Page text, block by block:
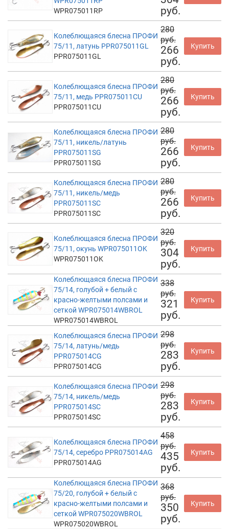
WPR075011RP
руб.
Колеблющаяся блесна ПРОФИ
75/11, латунь PPR075011GL
PPR075011GL
280
руб.
266
руб.
Купить
Колеблющаяся блесна ПРОФИ
75/11, медь PPR075011CU
PPR075011CU
280
руб.
266
руб.
Купить
Колеблющаяся блесна ПРОФИ
75/11, никель/латунь
PPR075011SG
PPR075011SG
280
руб.
266
руб.
Купить
Колеблющаяся блесна ПРОФИ
75/11, никель/медь
PPR075011SC
PPR075011SC
280
руб.
266
руб.
Купить
Колеблющаяся блесна ПРОФИ
75/11, окунь WPR075011OK
WPR075011OK
320
руб.
304
руб.
Купить
Колеблющаяся блесна ПРОФИ
75/14, голубой + белый с
красно-желтыми полсами и
сеткой WPR075014WBROL
WPR075014WBROL
338
руб.
321
руб.
Купить
Колеблющаяся блесна ПРОФИ
75/14, латунь/медь
PPR075014CG
PPR075014CG
298
руб.
283
руб.
Купить
Колеблющаяся блесна ПРОФИ
75/14, никель/медь
PPR075014SC
PPR075014SC
298
руб.
283
руб.
Купить
Колеблющаяся блесна ПРОФИ
75/14, серебро PPR075014AG
PPR075014AG
458
руб.
435
руб.
Купить
Колеблющаяся блесна ПРОФИ
75/20, голубой + белый с
красно-желтыми полсами и
сеткой WPR075020WBROL
WPR075020WBROL
368
руб.
350
руб.
Купить